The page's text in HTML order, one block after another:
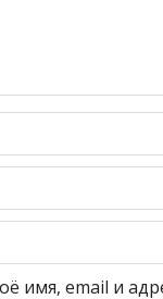
имя, email и